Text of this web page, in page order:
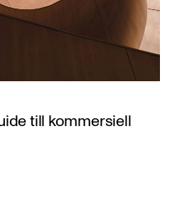
till kommersiell